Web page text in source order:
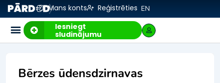
Mans konts Reģistrēties EN
Iesniegt
sludinājumu
Bērzes ūdensdzirnavas